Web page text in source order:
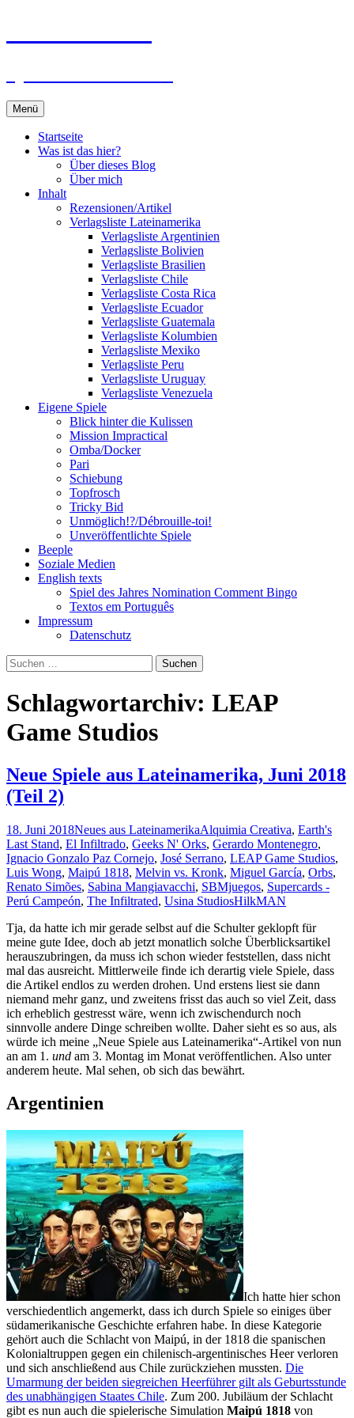
Menü
Startseite
Was ist das hier?
Über dieses Blog
Über mich
Inhalt
Rezensionen/Artikel
Verlagsliste Lateinamerika
Verlagsliste Argentinien
Verlagsliste Bolivien
Verlagsliste Brasilien
Verlagsliste Chile
Verlagsliste Costa Rica
Verlagsliste Ecuador
Verlagsliste Guatemala
Verlagsliste Kolumbien
Verlagsliste Mexiko
Verlagsliste Peru
Verlagsliste Uruguay
Verlagsliste Venezuela
Eigene Spiele
Blick hinter die Kulissen
Mission Impractical
Omba/Docker
Pari
Schiebung
Topfrosch
Tricky Bid
Unmöglich!?/Débrouille-toi!
Unveröffentlichte Spiele
Beeple
Soziale Medien
English texts
Spiel des Jahres Nomination Comment Bingo
Textos em Português
Impressum
Datenschutz
Suchen
nach:
Schlagwortarchiv: LEAP
Game Studios
Neue Spiele aus Lateinamerika, Juni 2018
(Teil 2)
18. Juni 2018Neues aus LateinamerikaAlquimia Creativa, Earth's
Last Stand, El Infiltrado, Geeks N' Orks, Gerardo Montenegro,
Ignacio Gonzalo Paz Cornejo, José Serrano, LEAP Game Studios,
Luis Wong, Maipú 1818, Melvin vs. Kronk, Miguel García, Orbs,
Renato Simões, Sabina Mangiavacchi, SBMjuegos, Supercards -
Perú Campeón, The Infiltrated, Usina StudiosHilkMAN
Tja, da hatte ich mir gerade selbst auf die Schulter geklopft für
meine gute Idee, doch ab jetzt monatlich solche Überblicksartikel
herauszubringen, da muss ich schon wieder feststellen, dass nicht
mal das ausreicht. Mittlerweile finde ich derartig viele Spiele, dass
die Artikel endlos zu werden drohen. Und erstens liest sie dann
niemand mehr ganz, und zweitens frisst das auch so viel Zeit, dass
ich erheblich gestresst wäre, wenn ich zwischendurch noch
sinnvolle andere Dinge schreiben wollte. Daher sieht es so aus, als
würde ich meine „Neue Spiele aus Lateinamerika“-Artikel von nun
an am 1. und am 3. Montag im Monat veröffentlichen. Also unter
anderem heute. Mal sehen, ob sich das bewährt.
Argentinien
Ich hatte hier schon
verschiedentlich angemerkt, dass ich durch Spiele so einiges über
südamerikanische Geschichte erfahren habe. In diese Kategorie
gehört auch die Schlacht von Maipú, in der 1818 die spanischen
Kolonialtruppen gegen ein chilenisch-argentinisches Heer verloren
und sich anschließend aus Chile zurückziehen mussten. Die
Umarmung der beiden siegreichen Heerführer gilt als Geburtsstunde
des unabhängigen Staates Chile. Zum 200. Jubiläum der Schlacht
gibt es nun auch die spielerische Simulation Maipú 1818 von